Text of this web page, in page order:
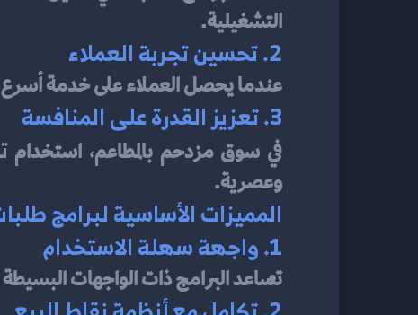
التشغيلية.
2. تحسين تجربة العملاء
عندما يحصل العملاء على خدمة أسرع
3. تعزيز القدرة على المنافسة
في سوق مزدحم بالمطاعم، استخدام
وعصرية.
المميزات الأساسية لبرامج
1. واجهة سهلة الاستخدام
تساعد البرامج ذات الواجهات